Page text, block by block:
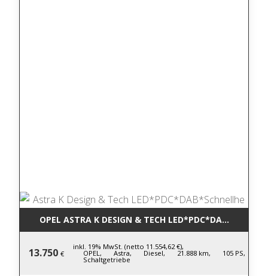
OPEL ASTRA K DESIGN & TECH
13.750 €
inkl. 19% MwSt. (netto 11.554,62 €),
OPEL, Astra, Diesel, 21.888 km, 105 PS,
Schaltgetriebe